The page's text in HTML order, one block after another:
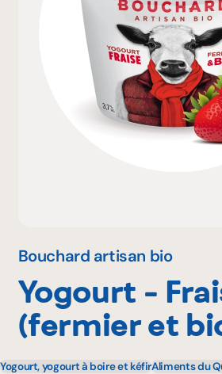
Restaurants
Institutions
À propos
Bouchard artisan bio
Yogourt -
(fermier et
Yogourt, yogourt à boire et kéfirAliments du